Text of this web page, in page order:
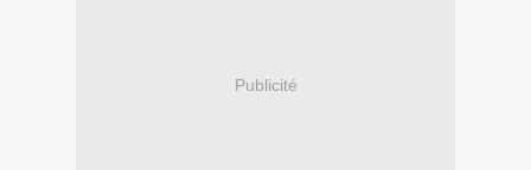
Publicité